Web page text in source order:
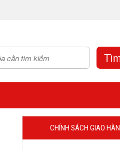
CHÍNH SÁCH GIAO